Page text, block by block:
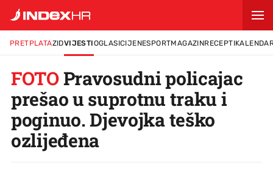
PRETPLATAZIDVIJESTIOGLASICIJENESPORTMAGAZINRECEPTI
FOTOPravosudni policajac
prešao u suprotnu traku i
poginuo. Djevojka teško
ozlijeđena